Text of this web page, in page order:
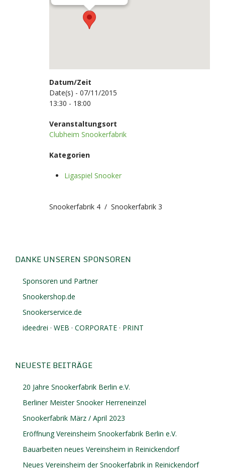
Datum/Zeit
Date(s) - 07/11/2015
13:30 - 18:00
Veranstaltungsort
Clubheim Snookerfabrik
Kategorien
Ligaspiel Snooker
Snookerfabrik 4 / Snookerfabrik 3
DANKE UNSEREN SPONSOREN
Sponsoren und Partner
Snookershop.de
Snookerservice.de
ideedrei · WEB · CORPORATE · PRINT
NEUESTE BEITRÄGE
20 Jahre Snookerfabrik Berlin e.V.
Berliner Meister Snooker Herreneinzel
Snookerfabrik März / April 2023
Eröffnung Vereinsheim Snookerfabrik Berlin e.V.
Bauarbeiten neues Vereinsheim in Reinickendorf
Neues Vereinsheim der Snookerfabrik in Reinickendorf